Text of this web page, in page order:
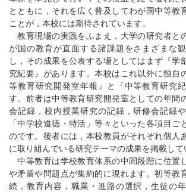
とともに，それを広く普及してわが国中等教
ことが，本校には期待されています。
教育現場の実践をふまえ，大学の研究者と
が国の教育が直面する諸課題をさまざまな
し，その成果を公表する場としてはまず『学
究紀要』があります。本校はこれ以外に独自
等教育研究開発室年報』と『中等教育研究
す。前者は中等教育研究開発室としての年間
会記録，校内授業研究の記録，研修会記録
「中学校道徳・特活」等々といった各項目ご
のです。後者には，本校教員がそれぞれ個人
に取り組んでいる研究テーマの成果を掲載して
中等教育は学校教育体系の中間段階に位置
や矛盾や問題点が集約的に現れます。初等教
続，教育内容，職業・進路の選択，生徒の